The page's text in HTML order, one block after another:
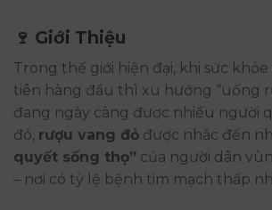
🍷 Giới Thiệu
Trong thế giới hiện đại, khi sức
tiên hàng đầu thì xu hướng “uống
đang ngày càng được nhiều người
đó, rượu vang đỏ được nhắc đến
quyết sống thọ” của người dân
– nơi có tỷ lệ bệnh tim mạch thấp